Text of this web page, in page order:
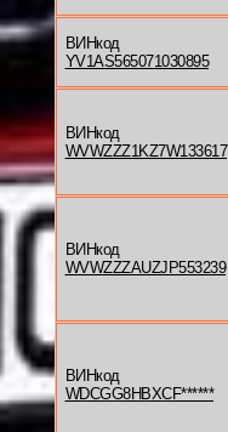
ВИНкод
YV1AS565071030895
ВИНкод
WVWZZZ1KZ7W133617
ВИНкод
WVWZZZAUZJP553239
ВИНкод
WDCGG8HBXCF******